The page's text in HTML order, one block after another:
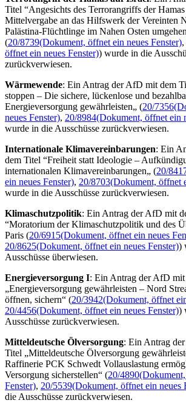
Titel “Angesichts des Terrorangriffs der
Mittelvergabe an das Hilfswerk der Vereinten
Palästina-Flüchtlinge im Nahen Osten
(20/8739(Dokument, öffnet ein neues Fenster),
öffnet ein neues Fenster)) wurde in die
zurückverwiesen.
Wärmewende: Ein Antrag der AfD mit dem
stoppen – Die sichere, lückenlose und
Energieversorgung gewährleisten„ (20/7356
neues Fenster), 20/8984(Dokument, öffnet ein
wurde in die Ausschüsse zurückverwiesen.
Internationale Klimavereinbarungen: Ein
dem Titel “Freiheit statt Ideologie –
internationalen Klimavereinbarungen„ (20/
ein neues Fenster), 20/8703(Dokument, öffnet
wurde in die Ausschüsse zurückverwiesen.
Klimaschutzpolitik: Ein Antrag der AfD mit
“Moratorium der Klimaschutzpolitik und des
Paris (20/6915(Dokument, öffnet ein neues
20/8625(Dokument, öffnet ein neues Fenster))
Ausschüsse überwiesen.
Energieversorgung I: Ein Antrag der AfD mit
„Energieversorgung gewährleisten – Nord
öffnen, sichern“ (20/3942(Dokument, öffnet
20/4456(Dokument, öffnet ein neues Fenster))
Ausschüsse zurückverwiesen.
Mitteldeutsche Ölversorgung: Ein Antrag
Titel „Mitteldeutsche Ölversorgung
Raffinerie PCK Schwedt Vollauslastung
Versorgung sicherstellen“ (20/4890
Fenster), 20/5539(Dokument, öffnet ein neues
die Ausschüsse zurückverwiesen.